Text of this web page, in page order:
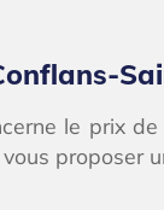
le prix
proposer